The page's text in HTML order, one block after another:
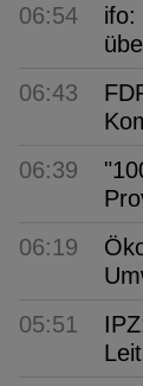
06:54
ifo:
06:43
06:39
06:19
05:51